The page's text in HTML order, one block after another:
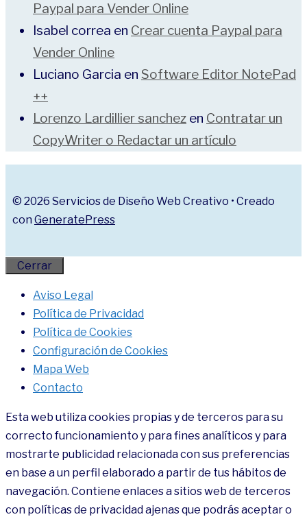
Paypal para Vender Online
Isabel correa en Crear cuenta Paypal para
Vender Online
Luciano Garcia en Software Editor NotePad
++
Lorenzo Lardillier sanchez en Contratar un
CopyWriter o Redactar un artículo
© 2026 Servicios de Diseño Web Creativo • Creado
con GeneratePress
Cerrar
Aviso Legal
Política de Privacidad
Política de Cookies
Configuración de Cookies
Mapa Web
Contacto
Esta web utiliza cookies propias y de terceros para su
correcto funcionamiento y para fines analíticos y para
mostrarte publicidad relacionada con sus preferencias
en base a un perfil elaborado a partir de tus hábitos de
navegación. Contiene enlaces a sitios web de terceros
con políticas de privacidad ajenas que podrás aceptar o